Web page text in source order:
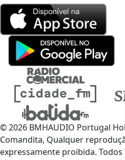
© 2026 BMHAUDIO Portugal
Comandita, Qualquer
expressamente proibida.